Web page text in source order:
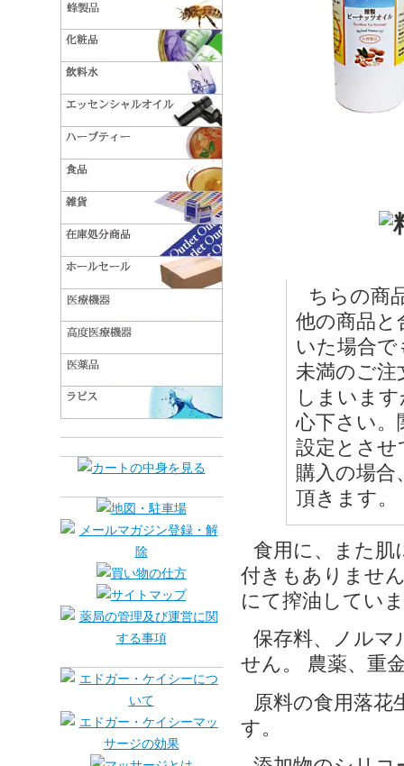
ちらの商
他の商品と
いた場合で
未満のご注
しまいま
心下さい。
設定とさせ
購入の場合
頂きます。
食用に、また肌
付きもありませ
にて搾油してい
保存料、ノルマ
せん。 農薬、重
原料の食用落花
す。